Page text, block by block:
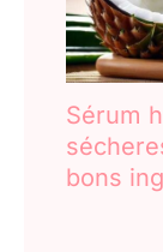
Sérum
bons